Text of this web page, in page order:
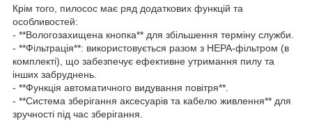
Крім того, пилосос має ряд додаткових функцій та
особливостей:
- **Вологозахищена кнопка** для збільшення терміну служби.
- **Фільтрація**: використовується разом з HEPA-фільтром (в
комплекті), що забезпечує ефективне утримання пилу та
інших забруднень.
- **Функція автоматичного видування повітря**.
- **Система зберігання аксесуарів та кабелю живлення** для
зручності під час зберігання.